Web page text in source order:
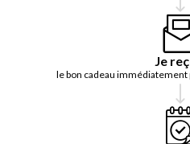
Je
le bon cadeau immédiatement